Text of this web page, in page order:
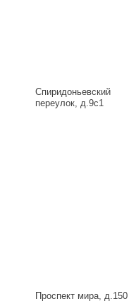
Спиридоньевский
переулок, д.9с1
Проспект мира, д.150